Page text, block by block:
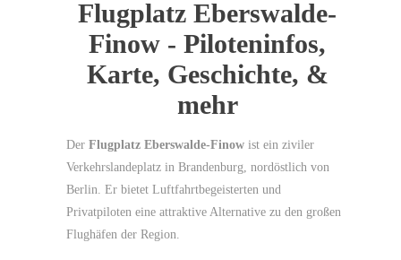
Flugplatz Eberswalde-
Finow - Piloteninfos,
Karte, Geschichte, &
mehr
Der Flugplatz Eberswalde-Finow ist ein ziviler
Verkehrslandeplatz in Brandenburg, nordöstlich von
Berlin. Er bietet Luftfahrtbegeisterten und
Privatpiloten eine attraktive Alternative zu den großen
Flughäfen der Region.